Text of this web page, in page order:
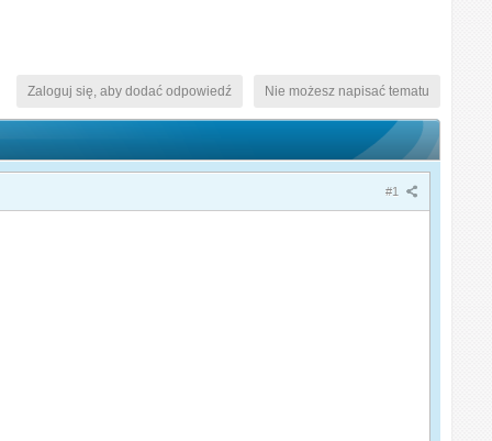
Nie możesz napisać tematu
Zaloguj się, aby dodać odpowiedź
#1